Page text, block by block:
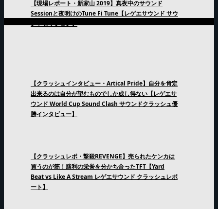
【現場レポート・新家山 2019】真夜中のサウンド
Sessionと夜明けのTune Fi Tune【レゲエサウンド サウ
ンドセッション】
【クラッシュインタビュー・Artical Pride】自分を肯定
出来るのは自分が望むものでしか成し得ない【レゲエサ
ウンド World Cup Sound Clash サウンドクラッシュ優
勝インタビュー】
【クラッシュレポ・撃殺REVENGE】売られたケンカは
買うのが筋！勝利の栄誉を分かち合ったTFT【Yard
Beat vs Like A Stream レゲエサウンド クラッシュレポ
ート】